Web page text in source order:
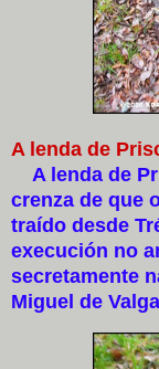
A lenda de
A lenda de
crenza de que
traído desde
execución no
secretamente
Miguel de